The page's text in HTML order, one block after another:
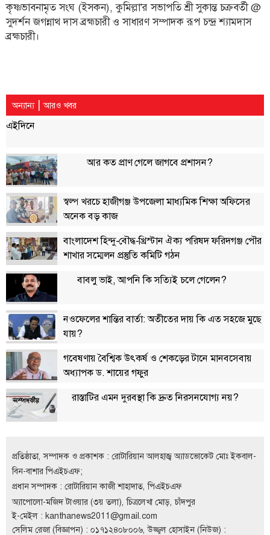
বিতর্কায়ন
নারীকণ্ঠ
ছবি
আর্কাইভ
পুরানো
আর্কাইভ
কৃষ্ণভাবনামৃত সংঘ (ইসকন), কুমিল্লা'র সভাপতি শ্রী সুকান্ত চক্রবর্তী @
সুদর্শন জগন্নাথ দাস ব্রহ্মচারী ও সাধারণ সম্পাদক রূপ চন্দ্র শ্যামদাস
ব্রহ্মচারী।
অন্যান্য | আরও খবর
এইদিনে
আর কত প্রাণ গেলে জাগবে প্রশাসন?
স্বল্প খরচে হাজীগঞ্জ উপজেলা মাধ্যমিক শিক্ষা অফিসের
অনেক বড় কাজ
বাংলাদেশ হিন্দু-বৌদ্ধ-খ্রিস্টান ঐক্য পরিষদ ফরিদগঞ্জ পৌর
শাখার সম্মেলন প্রস্তুতি কমিটি গঠন
বাবলু ভাই, আপনি কি সত্যিই চলে গেলেন?
নওফেলের শান্তির বার্তা: অতীতের দায় কি এত সহজে মুছে
যায়?
গবেষণায় বৈশ্বিক উৎকর্ষ ও শেকড়ের টানে মানবসেবায়
অধ্যাপক ড. শায়ের গফুর
রাস্তাটির এমন দুরবস্থা কি দ্রুত নিরসনযোগ্য নয়?
প্রতিষ্ঠাতা, সম্পাদক ও প্রকাশক : রোটারিয়ান আলহাজ্ব অ্যাডভোকেট মোঃ ইকবাল-
বিন-বাশার পিএইচএফ;
প্রধান সম্পাদক : রোটারিয়ান কাজী শাহাদাত, পিএইচএফ
অ্যাপোলো-মজিদ টাওয়ার (৩য় তলা), চিত্রলেখা মোড়, চাঁদপুর
ই-মেইল : kanthanews2011@gmail.com
সেলিম রেজা (বিজ্ঞাপন) : ০১৭১২৪০৮০০৬, উজ্জ্বল হোসাইন (নিউজ) :